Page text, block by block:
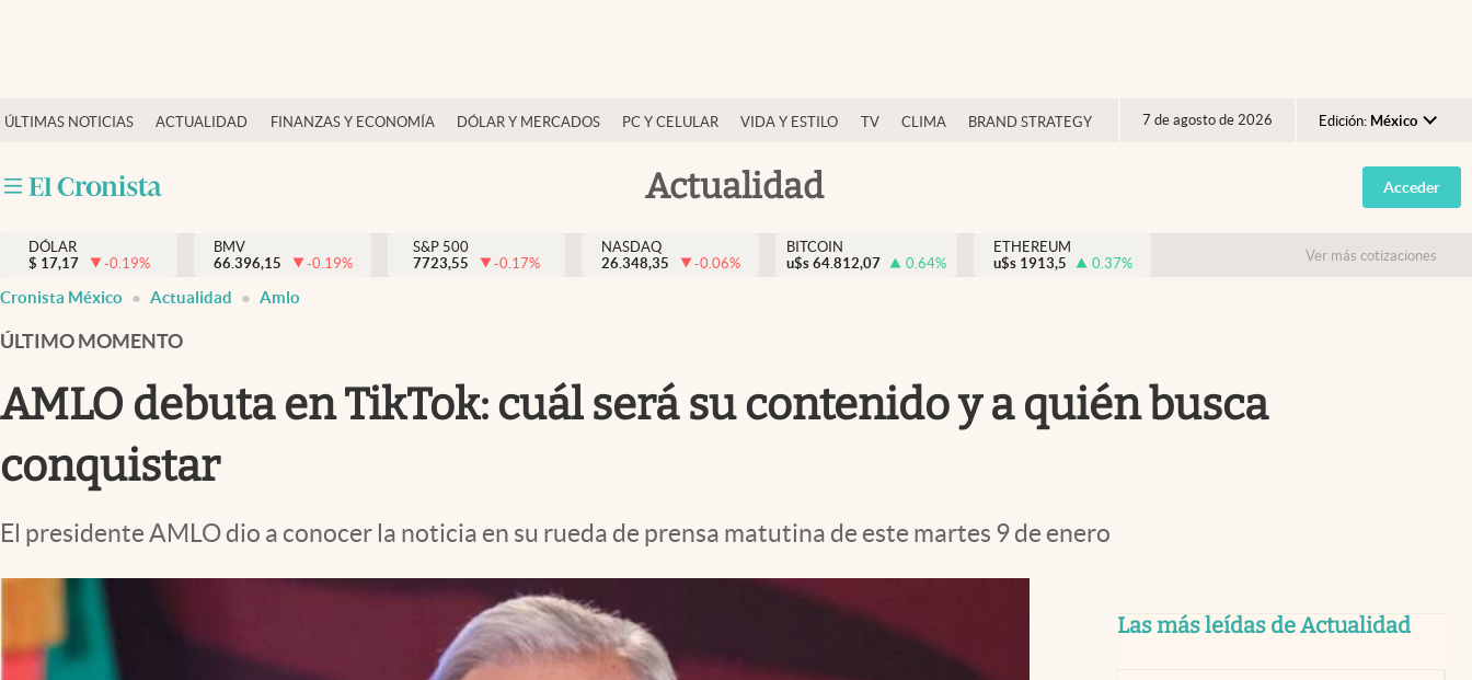
ÚLTIMAS NOTICIAS ACTUALIDAD FINANZAS Y ECONOMÍA DÓLAR Y MERCADOS PC Y CELULAR VIDA Y ESTILO TV CLIMA BRAND STRATEGY 7 de agosto de 2026 Edición: México
Argentina
España
USA
Actualidad
Actualidad
Internacionales
Opinión
Brand Strategy
Vida y estilo
Tv
Espiritualidad
Acceder
DÓLAR
$ 17,17 -0.19%
BMV
66.396,15
-0.19%
S&P 500
7723,55
-0.17%
NASDAQ
26.348,35
-0.06%
BITCOIN
u$s 64.812,07 0.64%
ETHEREUM
u$s 1913,5 0.37% Ver más cotizaciones
Cronista México Actualidad Amlo
ÚLTIMO MOMENTO
AMLO debuta en TikTok: cuál será su contenido y a quién busca
conquistar
El presidente AMLO dio a conocer la noticia en su rueda de prensa matutina de este martes 9 de enero
Las más leídas de Actualidad